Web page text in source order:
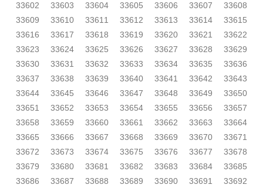
33602 33603 33604 33605 33606 33607
33608
33609
33610 33611 33612 33613 33614
33615
33616
33617 33618 33619 33620 33621
33622
33623
33624 33625 33626 33627 33628
33629
33630
33631 33632 33633 33634 33635
33636
33637
33638 33639 33640 33641 33642
33643
33644
33645 33646 33647 33648 33649
33650
33651
33652 33653 33654 33655 33656
33657
33658
33659 33660 33661 33662 33663
33664
33665
33666 33667 33668 33669 33670
33671
33672
33673 33674 33675 33676 33677
33678
33679
33680 33681 33682 33683 33684
33685
33686
33687 33688 33689 33690 33691
33692